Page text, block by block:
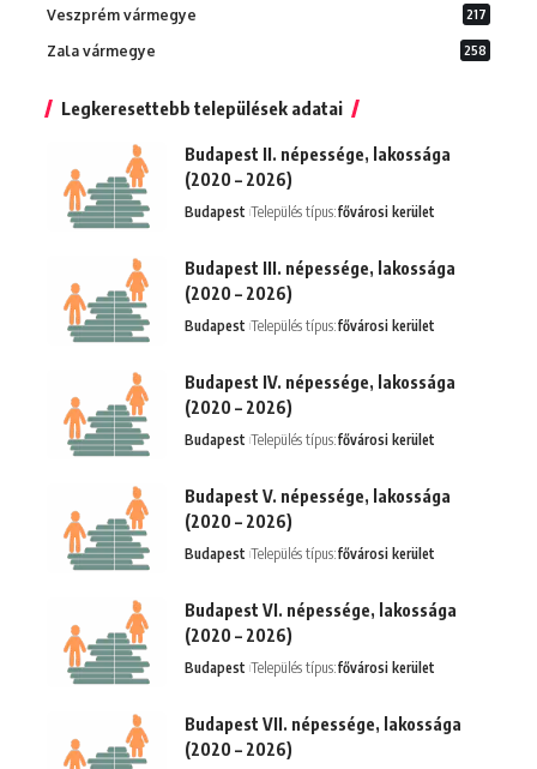
Veszprém vármegye 217
Zala vármegye 258
Legkeresettebb települések adatai
Budapest II. népessége, lakossága
(2020 – 2026)
Budapest Település típus:fővárosi kerület
Budapest III. népessége, lakossága
(2020 – 2026)
Budapest Település típus:fővárosi kerület
Budapest IV. népessége, lakossága
(2020 – 2026)
Budapest Település típus:fővárosi kerület
Budapest V. népessége, lakossága
(2020 – 2026)
Budapest Település típus:fővárosi kerület
Budapest VI. népessége, lakossága
(2020 – 2026)
Budapest Település típus:fővárosi kerület
Budapest VII. népessége, lakossága
(2020 – 2026)